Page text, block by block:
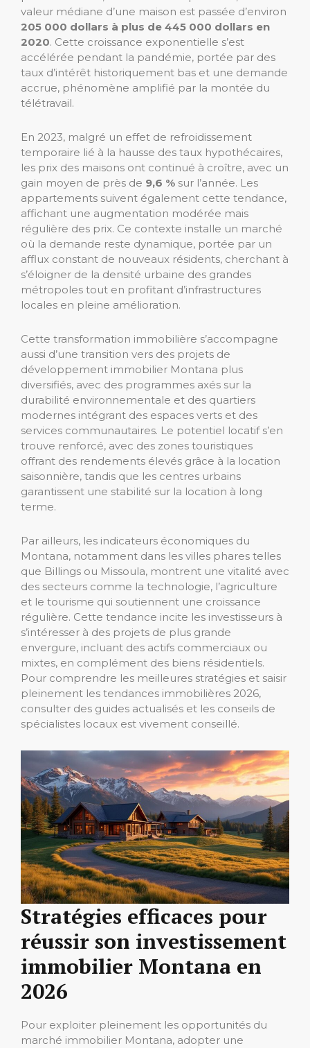
valeur médiane d’une maison est passée d’environ
205 000 dollars à plus de 445 000 dollars en
2020. Cette croissance exponentielle s’est
accélérée pendant la pandémie, portée par des
taux d’intérêt historiquement bas et une demande
accrue, phénomène amplifié par la montée du
télétravail.
En 2023, malgré un effet de refroidissement
temporaire lié à la hausse des taux hypothécaires,
les prix des maisons ont continué à croître, avec un
gain moyen de près de 9,6 % sur l’année. Les
appartements suivent également cette tendance,
affichant une augmentation modérée mais
régulière des prix. Ce contexte installe un marché
où la demande reste dynamique, portée par un
afflux constant de nouveaux résidents, cherchant à
s’éloigner de la densité urbaine des grandes
métropoles tout en profitant d’infrastructures
locales en pleine amélioration.
Cette transformation immobilière s’accompagne
aussi d’une transition vers des projets de
développement immobilier Montana plus
diversifiés, avec des programmes axés sur la
durabilité environnementale et des quartiers
modernes intégrant des espaces verts et des
services communautaires. Le potentiel locatif s’en
trouve renforcé, avec des zones touristiques
offrant des rendements élevés grâce à la location
saisonnière, tandis que les centres urbains
garantissent une stabilité sur la location à long
terme.
Par ailleurs, les indicateurs économiques du
Montana, notamment dans les villes phares telles
que Billings ou Missoula, montrent une vitalité avec
des secteurs comme la technologie, l’agriculture
et le tourisme qui soutiennent une croissance
régulière. Cette tendance incite les investisseurs à
s’intéresser à des projets de plus grande
envergure, incluant des actifs commerciaux ou
mixtes, en complément des biens résidentiels.
Pour comprendre les meilleures stratégies et saisir
pleinement les tendances immobilières 2026,
consulter des guides actualisés et les conseils de
spécialistes locaux est vivement conseillé.
Stratégies efficaces pour
réussir son investissement
immobilier Montana en
2026
Pour exploiter pleinement les opportunités du
marché immobilier Montana, adopter une